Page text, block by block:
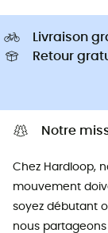
Livraison
Retour
Notre
Chez Hardloop,
mouvement
soyez débutant
nous